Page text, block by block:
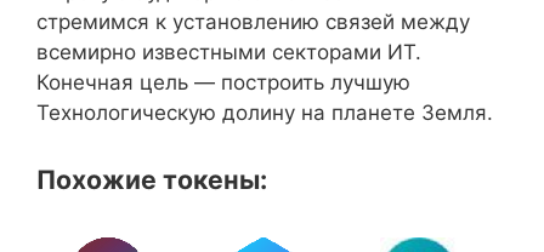
стремимся к установлению связей между
всемирно известными секторами ИТ.
Конечная цель — построить лучшую
Технологическую долину на планете Земля.
Похожие токены: